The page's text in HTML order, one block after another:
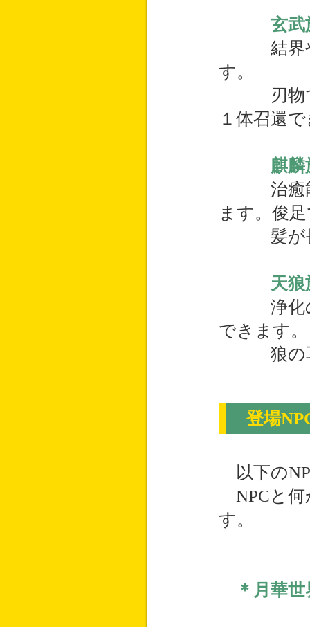
玄武
結界や
す。
刃物で
１体召還
麒麟
治癒能
ます。俊
髪が長
天狼
浄化の
できます。
狼の耳
登場
以下の
NPCと何
す。
＊月華